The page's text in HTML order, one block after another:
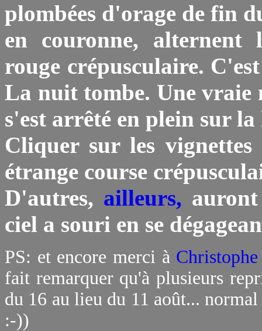
plombées d'orage de fin
en couronne,
rouge crépusculaire.
La nuit tombe. Une vraie
s'est arrêté en plein sur
Cliquer sur les
étrange course
D'autres, ailleurs,
ciel a souri en se
PS: et encore merci à
fait remarquer qu'à plusieurs
du 16 au lieu du 11 août...
:-))